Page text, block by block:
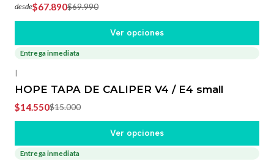
desde$67.890$69.990
Ver opciones
-3%OFF
Entrega inmediata
|
HOPE TAPA DE CALIPER V4 / E4 small
$14.550$15.000
Ver opciones
-3%OFF
Entrega inmediata